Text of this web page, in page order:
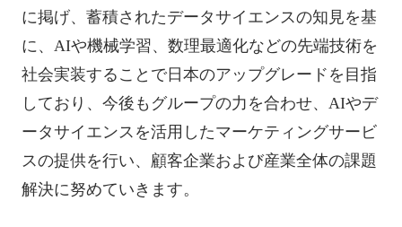
に掲げ、蓄積されたデータサイエンスの知見を基
に、AIや機械学習、数理最適化などの先端技術を
社会実装することで日本のアップグレードを目指
しており、今後もグループの力を合わせ、AIやデ
ータサイエンスを活用したマーケティングサービ
スの提供を行い、顧客企業および産業全体の課題
解決に努めていきます。